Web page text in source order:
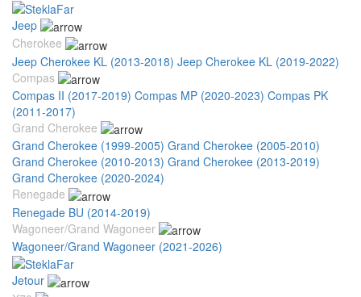
Jeep
Cherokee
Jeep Cherokee KL (2013-2018) Jeep Cherokee KL (2019-2022)
Compas
Compas II (2017-2019) Compas MP (2020-2023) Compas PK
(2011-2017)
Grand Cherokee
Grand Cherokee (1999-2005) Grand Cherokee (2005-2010)
Grand Cherokee (2010-2013) Grand Cherokee (2013-2019)
Grand Cherokee (2020-2024)
Renegade
Renegade BU (2014-2019)
Wagoneer/Grand Wagoneer
Wagoneer/Grand Wagoneer (2021-2026)
Jetour